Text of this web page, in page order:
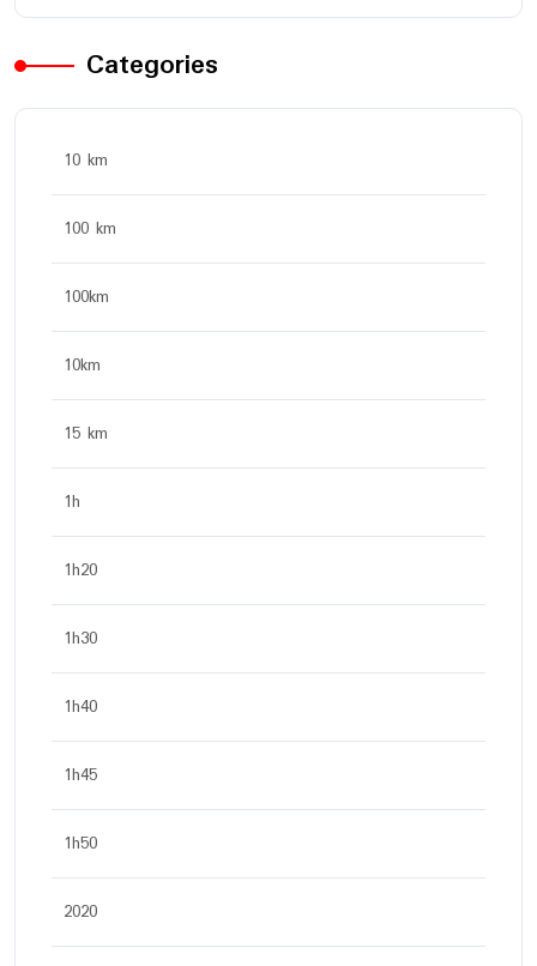
Categories
10 km
100 km
100km
10km
15 km
1h
1h20
1h30
1h40
1h45
1h50
2020